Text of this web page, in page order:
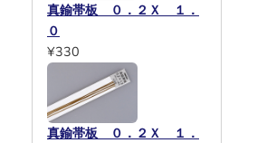
真鍮帯板 ０．２Ｘ １．
０
¥330
真鍮帯板 ０．２Ｘ １．